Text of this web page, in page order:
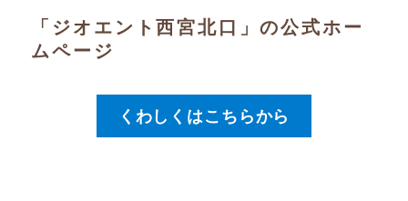
「ジオエント西宮北口」の公式ホー
ムページ
くわしくはこちらから